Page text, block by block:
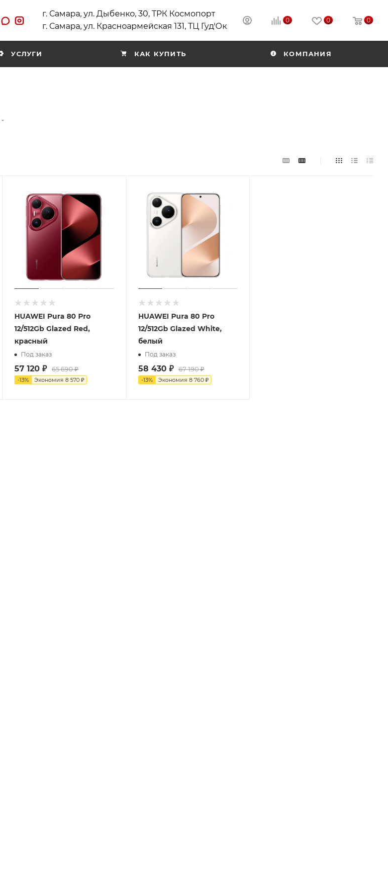
г. Самара, ул. Дыбенко, 30, ТРК Космопорт
г. Самара, ул. Красноармейская 131, ТЦ Гуд'Ок
0 0 0
УСЛУГИ КАК КУПИТЬ КОМПАНИЯ
HUAWEI Pura 80 Pro
12/512Gb Glazed Red,
красный
Под заказ
57 120 ₽ 65 690₽
-13% Экономия8 570 ₽
HUAWEI Pura 80 Pro
12/512Gb Glazed White,
белый
Под заказ
58 430₽ 67 190₽
-13% Экономия 8 760₽